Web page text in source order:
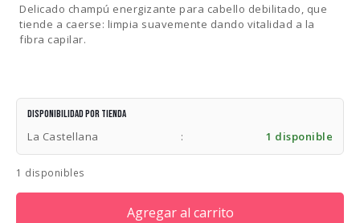
Delicado champú energizante para cabello debilitado, que
tiende a caerse: limpia suavemente dando vitalidad a la
fibra capilar.
Disponibilidad por tienda
La Castellana : 1 disponible
1 disponibles
Agregar al carrito